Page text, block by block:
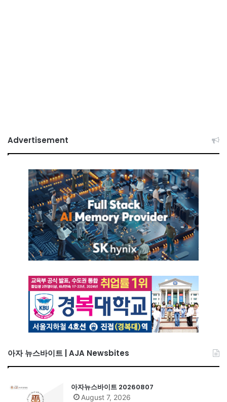
Advertisement
아자 뉴스바이트 | AJA Newsbites
아자뉴스바이트 20260807
August 7, 2026